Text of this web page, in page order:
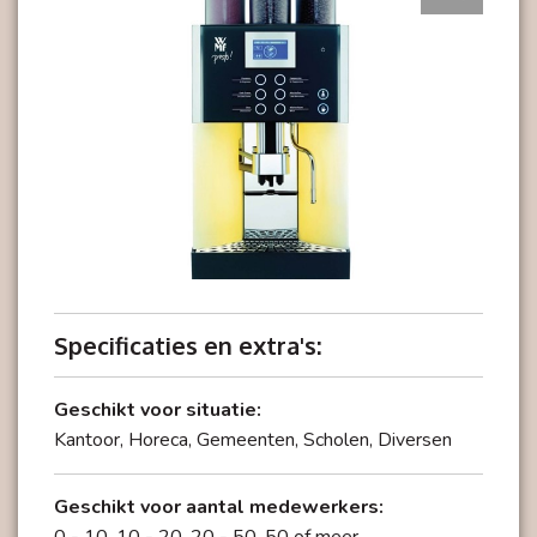
Perfecte koffiespecialiteiten
Van Espresso tot Chociatto, WMF 1400 Classic
produceert ze allemaal in perfecte kwaliteit met
een simpele druk op de knop.
Elegant overdag en een lichtend voorbeeld van
aantrekkelijke ontwerpideeën 's nachts.
Specificaties en extra's:
Geschikt voor situatie:
Kantoor, Horeca, Gemeenten, Scholen, Diversen
Geschikt voor aantal medewerkers: